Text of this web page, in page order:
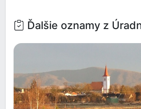
Ďalšie oznamy z